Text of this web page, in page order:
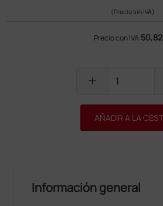
(Precio sin IVA)
Precio con IVA
add
AÑADIR A LA
Información general